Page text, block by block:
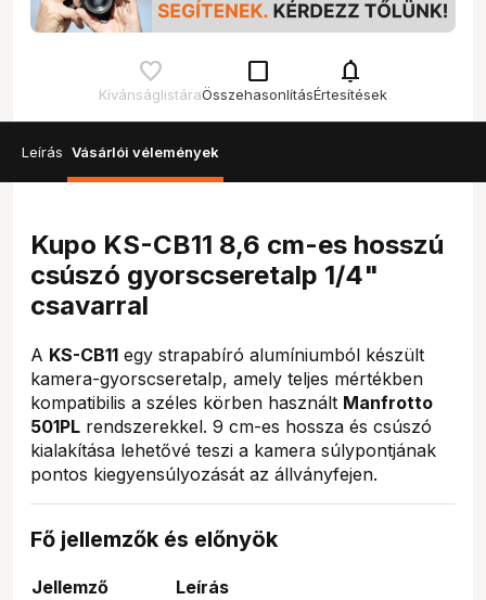
Kívánságlistára
check_box_outline_blank
Összehasonlítás
notifications
Értesítések
Leírás Vásárlói vélemények
Kupo KS-CB11 8,6 cm-es hosszú
csúszó gyorscseretalp 1/4"
csavarral
A KS-CB11 egy strapabíró alumíniumból készült
kamera-gyorscseretalp, amely teljes mértékben
kompatibilis a széles körben használt Manfrotto
501PL rendszerekkel. 9 cm-es hossza és csúszó
kialakítása lehetővé teszi a kamera súlypontjának
pontos kiegyensúlyozását az állványfejen.
Fő jellemzők és előnyök
Jellemző Leírás